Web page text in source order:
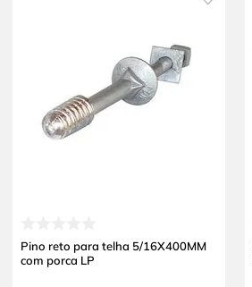
Pino reto para telha 5/16X400MM
com porca LP